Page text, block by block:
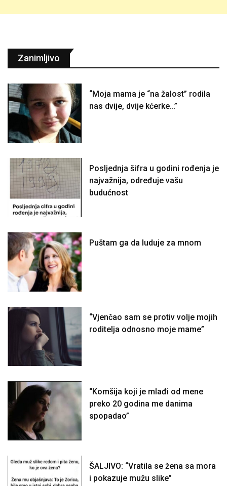
Zanimljivo
“Moja mama je “na žalost” rodila
nas dvije, dvije kćerke…”
Posljednja šifra u godini rođenja je
najvažnija, određuje vašu
budućnost
Puštam ga da luduje za mnom
“Vjenčao sam se protiv volje mojih
roditelja odnosno moje mame”
“Komšija koji je mlađi od mene
preko 20 godina me danima
spopadao”
ŠALJIVO: “Vratila se žena sa mora
i pokazuje mužu slike”